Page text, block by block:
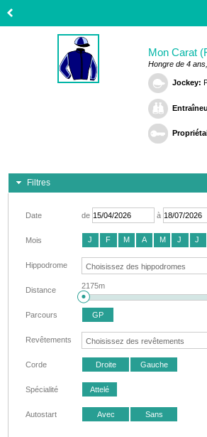
Mon Carat
Hongre de 4
Jockey:
Filtres
Date de à
Mois J F M A M J J
Hippodrome
Distance 2175m
Parcours GP
Revêtements
Corde Droite Gauche
Spécialité Attelé
Autostart Avec Sans